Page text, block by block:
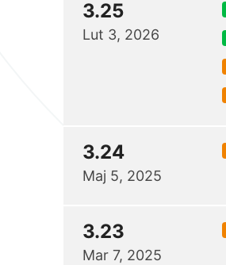
3.25
Lut 3, 2026
3.24
Maj 5, 2025
3.23
Mar 7, 2025